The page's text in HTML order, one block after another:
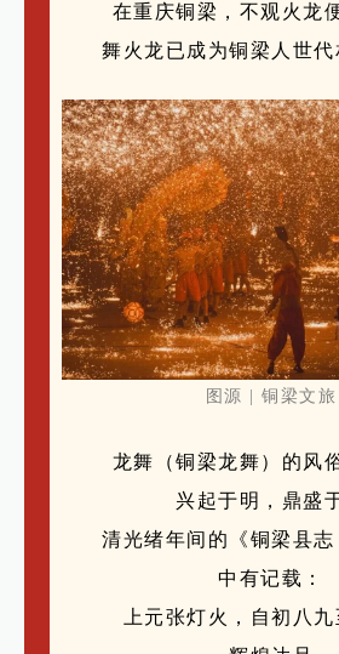
在重庆铜梁，不观火龙
舞火龙已成为铜梁人世代
图源 | 铜梁文旅
龙舞（铜梁龙舞）的风
兴起于明，鼎盛
清光绪年间的《铜梁县志
中有记载：
上元张灯火，自初八九